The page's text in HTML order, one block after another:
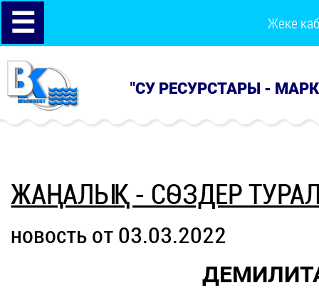
☰ Жеке
"СУ РЕСУРСТАРЫ -
ЖАҢАЛЫҚ - СӨЗДЕР
новость от 03.03.2022